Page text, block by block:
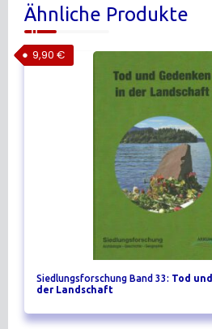
Ähnliche Produkte
Siedlungsforschung Band 33: Tod
der Landschaft
9,90 €